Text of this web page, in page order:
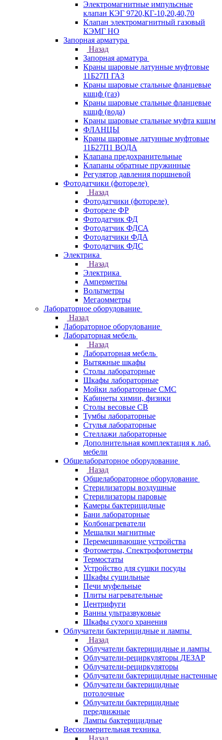
Электромагнитные импульсные
клапан КЭГ 9720,КГ-10,20,40,70
Клапан электромагнитный газовый
КЭМГ НО
Запорная арматура
Назад
Запорная арматура
Краны шаровые латунные муфтовые
11Б27П ГАЗ
Краны шаровые стальные фланцевые
кшцф (газ)
Краны шаровые стальные фланцевые
кшцф (вода)
Краны шаровые стальные муфта кшцм
ФЛАНЦЫ
Краны шаровые латунные муфтовые
11Б27П1 ВОДА
Клапана предохранительные
Клапаны обратные пружинные
Регулятор давления поршневой
Фотодатчики (фотореле)
Назад
Фотодатчики (фотореле)
Фотореле ФР
Фотодатчик ФД
Фотодатчик ФДСА
Фотодатчики ФДА
Фотодатчик ФДС
Электрика
Назад
Электрика
Амперметры
Вольтметры
Мегаомметры
Лабораторное оборудование
Назад
Лабораторное оборудование
Лабораторная мебель
Назад
Лабораторная мебель
Вытяжные шкафы
Столы лабораторные
Шкафы лабораторные
Мойки лабораторные СМС
Кабинеты химии, физики
Столы весовые СВ
Тумбы лабораторные
Стулья лабораторные
Стеллажи лабораторные
Дополнительная комплектация к лаб.
мебели
Общелабораторное оборудование
Назад
Общелабораторное оборудование
Стерилизаторы воздушные
Стерилизаторы паровые
Камеры бактерицидные
Бани лабораторные
Колбонагреватели
Мешалки магнитные
Перемешивающие устройства
Фотометры, Спектрофотометры
Термостаты
Устройство для сушки посуды
Шкафы сушильные
Печи муфельные
Плиты нагревательные
Центрифуги
Ванны ультразвуковые
Шкафы сухого хранения
Облучатели бактерицидные и лампы
Назад
Облучатели бактерицидные и лампы
Облучатели-рециркуляторы ДЕЗАР
Облучатели-рециркуляторы
Облучатели бактерицидные настенные
Облучатели бактерицидные
потолочные
Облучатели бактерицидные
передвижные
Лампы бактерицидные
Весоизмерительная техника
Назад